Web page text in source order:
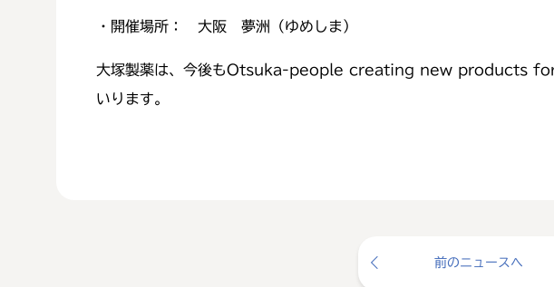
・開催場所： 大阪 夢洲（ゆめしま）
大塚製薬は、今後もOtsuka-people creating new products for
いります。
前のニュースへ